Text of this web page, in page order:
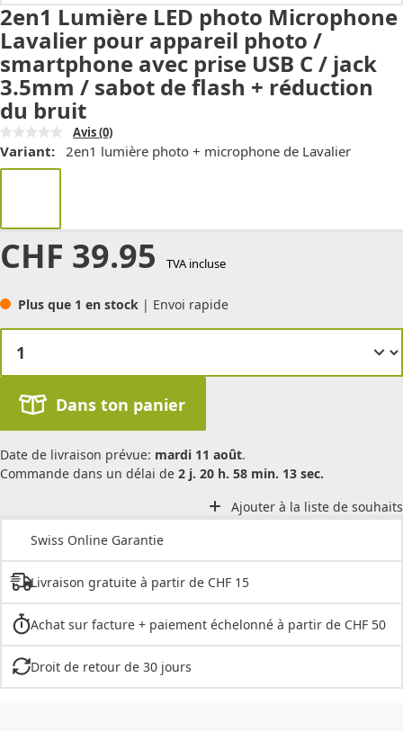
2en1 Lumière LED photo Microphone
Lavalier pour appareil photo /
smartphone avec prise USB C / jack
3.5mm / sabot de flash + réduction
du bruit
Avis(0)
Variant: 2en1 lumière photo + microphone de Lavalier
CHF 39.95 TVA incluse
Plus que 1 en stock | Envoi rapide
Dans ton panier
Date de livraison prévue: mardi 11 août.
Commande dans un délai de 2 j. 20 h. 58 min. 13 sec.
Ajouter à la liste de souhaits
Swiss Online Garantie
Livraison gratuite à partir de CHF 15
Achat sur facture + paiement échelonné à partir de CHF 50
Droit de retour de 30 jours